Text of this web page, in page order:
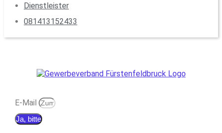
Dienstleister
081413152433
E-Mail
Ja, bitte